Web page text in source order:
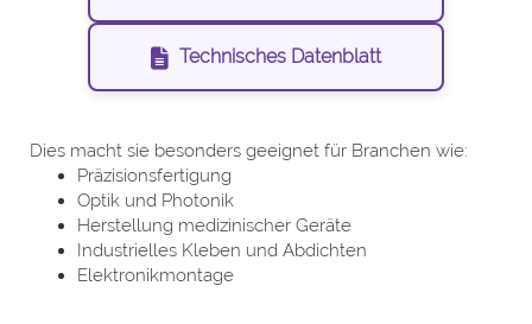
Technisches Datenblatt
Dies macht sie besonders geeignet für Branchen wie:
Präzisionsfertigung
Optik und Photonik
Herstellung medizinischer Geräte
Industrielles Kleben und Abdichten
Elektronikmontage